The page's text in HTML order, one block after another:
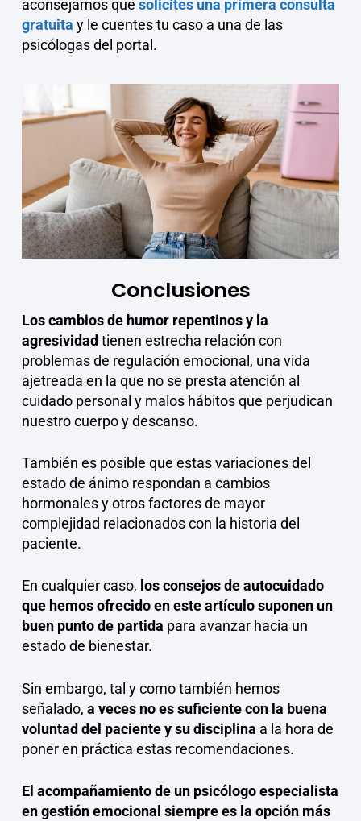
aconsejamos que solicites una primera consulta
gratuita y le cuentes tu caso a una de las
psicólogas del portal.
Conclusiones
Los cambios de humor repentinos y la
agresividadtienen estrecha relación con
problemas de regulación emocional, una vida
ajetreada en la que no se presta atención al
cuidado personal y malos hábitos que perjudican
nuestro cuerpo y descanso.
También es posible que estas variaciones del
estado de ánimo respondan a cambios
hormonales y otros factores de mayor
complejidad relacionados con la historia del
paciente.
En cualquier caso, los consejos de autocuidado
que hemos ofrecido en este artículo suponen un
buen punto de partida para avanzar hacia un
estado de bienestar.
Sin embargo, tal y como también hemos
señalado, a veces no es suficiente con la buena
voluntad del paciente y su disciplina a la hora de
poner en práctica estas recomendaciones.
El acompañamiento de un psicólogo especialista
en gestión emocional siempre es la opción más